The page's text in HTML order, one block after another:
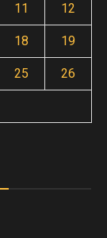
11 12
18 19
25 26